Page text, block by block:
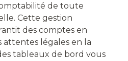
de toute
Cette gestion
des comptes en
attentes légales en la
tableaux de bord vous